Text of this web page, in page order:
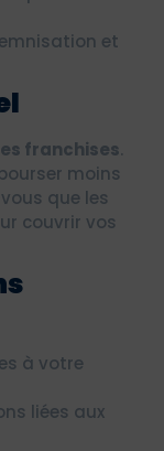
et
franchises.
moins
que les
couvrir vos
à votre
liées aux